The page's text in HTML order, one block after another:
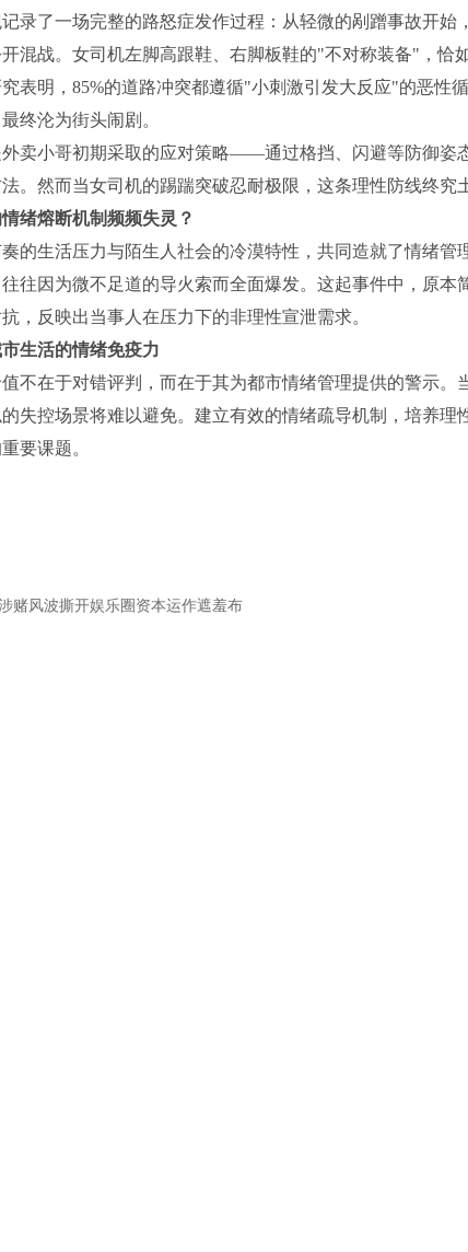
录了一场完整的路怒症发作过程：从轻微的剐蹭事故开始
混战。女司机左脚高跟鞋、右脚板鞋的"不对称装备"，恰
表明，85%的道路冲突都遵循"小刺激引发大反应"的恶性
终沦为街头闹剧。
卖小哥初期采取的应对策略——通过格挡、闪避等防御姿
。然而当女司机的踢踹突破忍耐极限，这条理性防线终究
绪熔断机制频频失灵？
的生活压力与陌生人社会的冷漠特性，共同造就了情绪管
往因为微不足道的导火索而全面爆发。这起事件中，原本
，反映出当事人在压力下的非理性宣泄需求。
生活的情绪免疫力
不在于对错评判，而在于其为都市情绪管理提供的警示。
失控场景将难以避免。建立有效的情绪疏导机制，培养理
要课题。
赌风波撕开娱乐圈资本运作遮羞布